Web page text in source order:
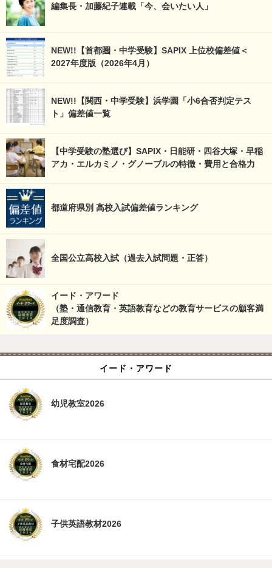
編集長・加藤紀子連載「今、会いたい人」
NEW!!【首都圏・中学受験】SAPIX 上位校偏差値＜
2027年度版（2026年4月）
NEW!!【関西・中学受験】浜学園「小6合否判定テス
ト」偏差値一覧
【中学受験の塾選び】SAPIX・日能研・四谷大塚・早稲
アカ・エルカミノ・グノーブルの特徴・費用と合格力
都道府県別 高校入試偏差値ランキング
全国公立高校入試（過去入試問題・正答）
イード・アワード
（塾・通信教育・英語教育などの教育サービスの顧客満
足度調査）
イード・アワード
幼児教室2026
食材宅配2026
子供英語教材2026